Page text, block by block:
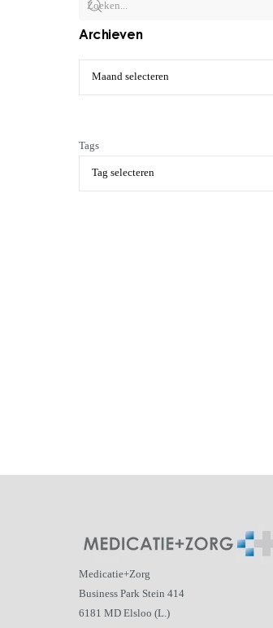
Archieven
Tags
Medicatie+Zorg
Business Park Stein 414
6181 MD Elsloo (L.)